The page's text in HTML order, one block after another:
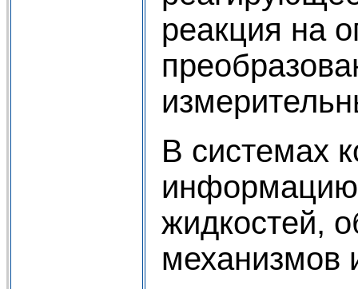
реакция на
В системах
информацию
жидкостей,
механизмов